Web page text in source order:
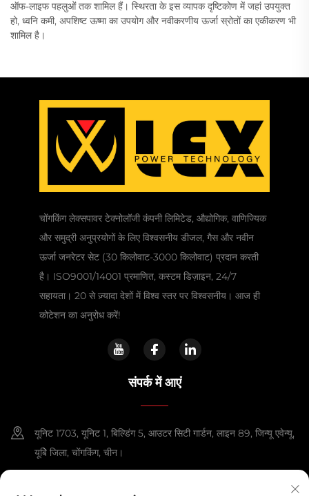
ऑफ-लाइफ पहलुओं तक शामिल हैं। स्थिरता के इस व्यापक दृष्टिकोण में जहां उपयुक्त
हो, ध्वनि कमी, अपशिष्ट ऊष्मा का उपयोग और नवीकरणीय ऊर्जा स्रोतों का एकीकरण भी
शामिल है।
चोंगकिंग लेक्सपावर टेक्नोलॉजी कंपनी लिमिटेड, औद्योगिक, वाणिज्यिक
और समुद्री अनुप्रयोगों के लिए विश्वसनीय डीजल, गैस और नवीन
ऊर्जा जनरेटर सेट (30 किलोवाट-3000 किलोवाट) प्रदान करती
है। ISO9001/14001 प्रमाणित, कस्टम डिज़ाइन, 24/7
सहायता। 20 से ज़्यादा देशों में विश्व स्तर पर विश्वसनीय। आज ही
कोटेशन का अनुरोध करें!
संपर्क में आएं
यूनिट 1703, यूनिट 1, बिल्डिंग 5, आउटर सिटी गार्डन, लाइन 89, जिन्यू एवेन्यू,
यूबेि जिला, चोंगकिंग, चीन।